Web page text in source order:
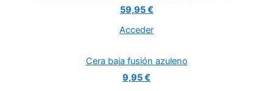
59,95 €
Acceder
Cera baja fusión azuleno
9,95 €